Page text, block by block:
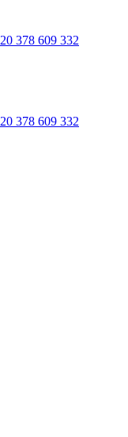
378 609 332
378 609 332